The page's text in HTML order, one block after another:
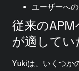
ユーザーへ
従来の
が適してい
Yukiは、いくつか